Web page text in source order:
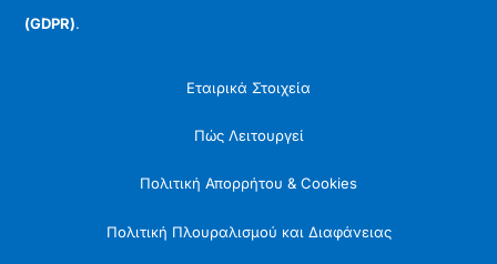
(GDPR).
Εταιρικά Στοιχεία
Πώς Λειτουργεί
Πολιτική Απορρήτου & Cookies
Πολιτική Πλουραλισμού και Διαφάνειας